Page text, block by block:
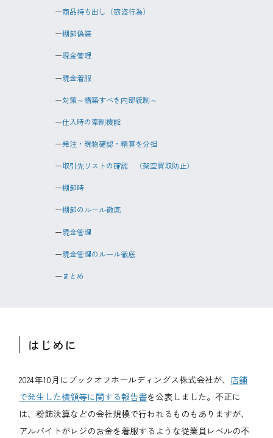
商品持ち出し（窃盗行為）
棚卸偽装
現金管理
現金着服
対策～構築すべき内部統制～
仕入時の牽制機能
発注・現物確認・精算を分担
取引先リストの確認 （架空買取防止）
棚卸時
棚卸のルール徹底
現金管理
現金管理のルール徹底
まとめ
はじめに
2024年10月にブックオフホールディングス株式会社が、店舗
で発生した横領等に関する報告書を公表しました。不正に
は、粉飾決算などの会社規模で行われるものもありますが、
アルバイトがレジのお金を着服するような従業員レベルの不